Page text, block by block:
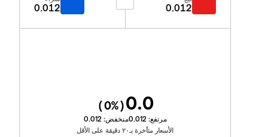
0.012
0.012
0.0
(
0%)
مرتفع:0.012منخفض:0.012
الأسعار متأخرة بـ٢٠ دقيقة على الأقل